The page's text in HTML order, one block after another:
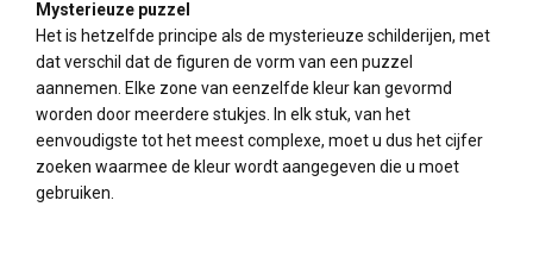
Mysterieuze puzzel
Het is hetzelfde principe als de mysterieuze schilderijen, met
dat verschil dat de figuren de vorm van een puzzel
aannemen. Elke zone van eenzelfde kleur kan gevormd
worden door meerdere stukjes. In elk stuk, van het
eenvoudigste tot het meest complexe, moet u dus het cijfer
zoeken waarmee de kleur wordt aangegeven die u moet
gebruiken.